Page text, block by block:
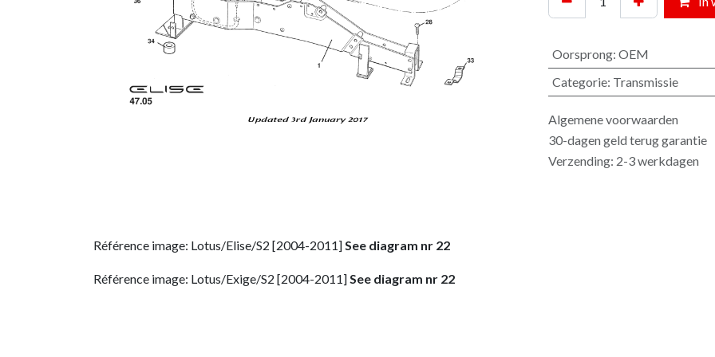
Oorsprong: OEM
Categorie: Transmissie
Algemene voorwaarden
30-dagen geld terug garantie
Verzending: 2-3 werkdagen
Référence image: Lotus/Elise/S2 [2004-2011]See diagram nr 22
Référence image: Lotus/Exige/S2 [2004-2011]See diagram nr 22